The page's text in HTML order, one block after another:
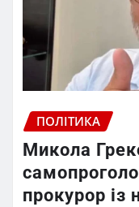
ПОЛІТИКА
Микола
прокурор